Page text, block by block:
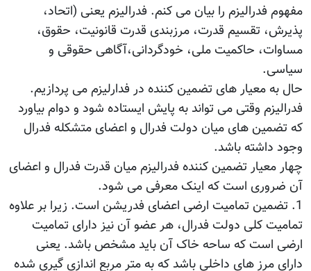
مفهوم فدرالیزم را بیان می کنم. فدرالیزم یعنی (اتحاد،
پذیرش، تقسیم قدرت، مرزبندی قدرت قانونیت، حقوق،
مساوات، حاکمیت ملی، خودگردانی،آگاهی حقوقی و
سیاسی.
حال به معیار های تضمین کننده در فدارلیزم می پردازیم.
فدرالیزم وقتی می تواند به پایش ایستاده شود و دوام بیاورد
که تضمین های میان دولت فدرال و اعضای متشکله فدرال
وجود داشته باشد.
چهار معیار تضمین کننده فدرالیزم میان قدرت فدرال و اعضای
آن ضروری است که اینک معرفی می شود.
1. تضمین تمامیت ارضی اعضای فدریشن است. زیرا بر علاوه
تمامیت کلی دولت فدرال، هر عضو آن نیز دارای تمامیت
ارضی است که ساحه خاک آن باید مشخص باشد. یعنی
دارای مرز های داخلی باشد که به متر مربع اندازی گیری شده